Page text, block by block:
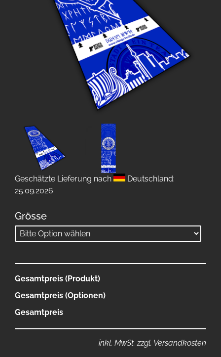
Geschätzte Lieferung nach
Deutschland:
25.09.2026
Grösse
Gesamtpreis (Produkt)
Gesamtpreis (Optionen)
Gesamtpreis
inkl. MwSt. zzgl. Versandkosten